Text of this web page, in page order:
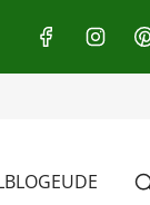
BLOGEUDE